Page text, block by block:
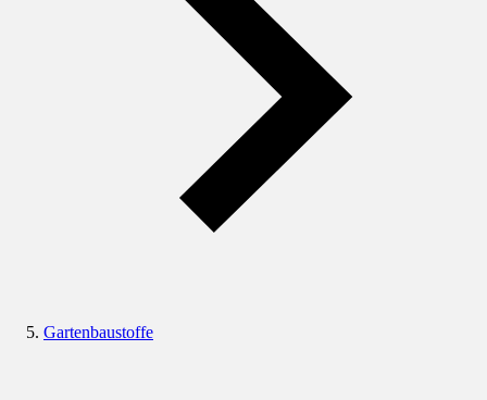
Gartenbaustoffe